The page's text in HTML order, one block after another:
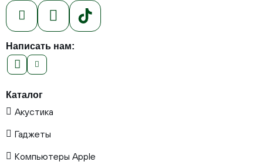
Написать нам:
Каталог
Акустика
Гаджеты
Компьютеры Apple